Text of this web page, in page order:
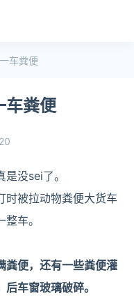
车粪便
车粪便
没sei了。
时被拉动物粪便大货车
车。
粪便，还有一些粪便灌
车窗玻璃破碎。